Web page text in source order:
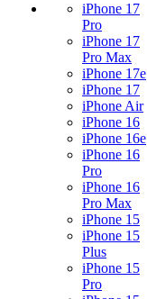
iPhone 17
Pro
iPhone 17
Pro Max
iPhone 17e
iPhone 17
iPhone Air
iPhone 16
iPhone 16e
iPhone 16
Pro
iPhone 16
Pro Max
iPhone 15
iPhone 15
Plus
iPhone 15
Pro